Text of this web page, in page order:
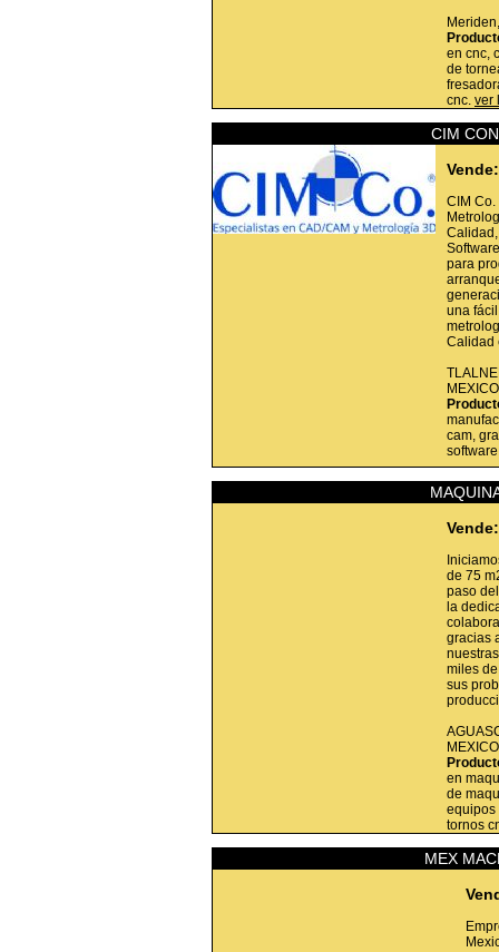
en cnc,
de
cnc. ver
CIM
Vende:
CIM
para
una
Calidad
MEXICO
cam,
Vende:
de 75
paso
la
gracias
miles
sus
MEXICO
en
de
equipos
tornos
MEX